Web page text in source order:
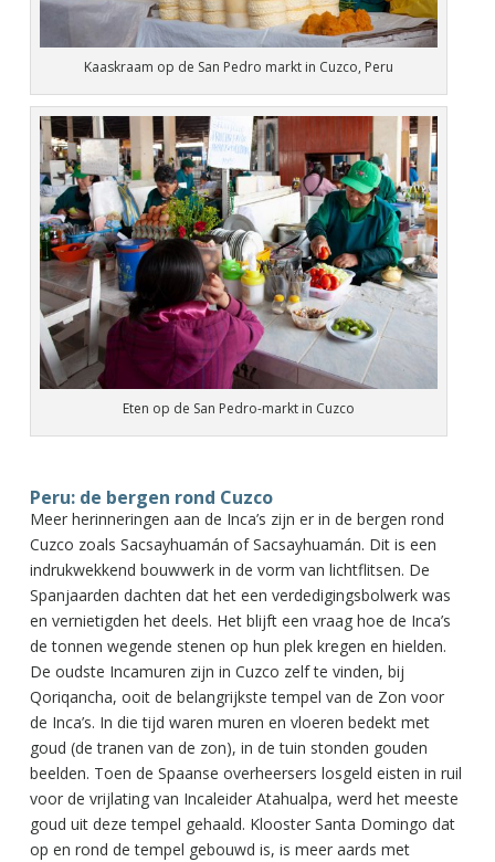
Kaaskraam op de San Pedro markt in Cuzco, Peru
Eten op de San Pedro-markt in Cuzco
Peru: de bergen rond Cuzco
Meer herinneringen aan de Inca’s zijn er in de bergen rond
Cuzco zoals Sacsayhuamán of Sacsayhuamán. Dit is een
indrukwekkend bouwwerk in de vorm van lichtflitsen. De
Spanjaarden dachten dat het een verdedigingsbolwerk was
en vernietigden het deels. Het blijft een vraag hoe de Inca’s
de tonnen wegende stenen op hun plek kregen en hielden.
De oudste Incamuren zijn in Cuzco zelf te vinden, bij
Qoriqancha, ooit de belangrijkste tempel van de Zon voor
de Inca’s. In die tijd waren muren en vloeren bedekt met
goud (de tranen van de zon), in de tuin stonden gouden
beelden. Toen de Spaanse overheersers losgeld eisten in ruil
voor de vrijlating van Incaleider Atahualpa, werd het meeste
goud uit deze tempel gehaald. Klooster Santa Domingo dat
op en rond de tempel gebouwd is, is meer aards met